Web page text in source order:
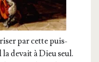
par cette puis­
devait à Dieu seul.